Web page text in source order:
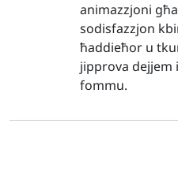
animazzjoni
sodisfazzjon
ħaddieħor u
jipprova dejjem
fommu.